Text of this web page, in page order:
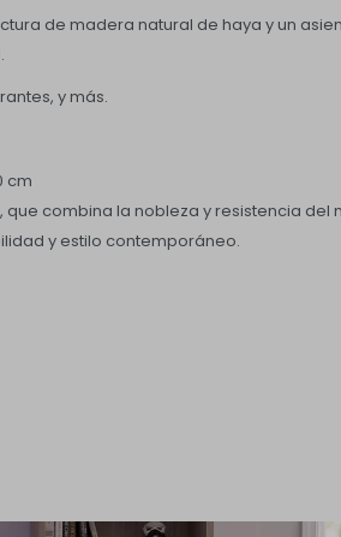
de madera natural de haya y un
y más.
cm
combina la nobleza y resistencia del
y estilo contemporáneo.